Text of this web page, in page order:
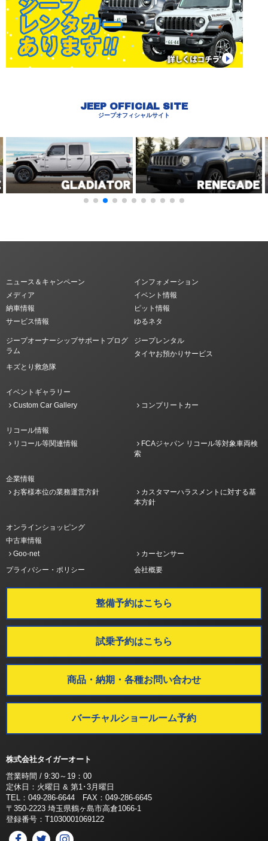
JEEP OFFICIAL SITE
ジープオフィシャルサイト
ニュース＆キャンペーン
インフォメーション
メディア
イベント情報
納車情報
ピット情報
サービス情報
ゆるネタ
ジープオーナーシップサポートプログ
ラム
ジープレンタル
タイヤお預かりサービス
キズとり救急隊
イベントギャラリー
Custom Car Gallery
コンプリートカー
リコール情報
リコール等関連情報
FCAジャパン リコール等対象車両検
索
企業情報
お客様本位の業務運営方針
カスタマーハラスメントに対する基
本方針
オンラインショッピング
中古車情報
Goo-net
カーセンサー
プライバシー・ポリシー
会社概要
整備予約はこちら
試乗予約はこちら
商品・納期・各種お問い合わせ
バーチャルショールーム予約
株式会社タイガーオート
営業時間 / 9:30～19：00
定休日：火曜日 & 第1･3月曜日
TEL：049-286-6644 FAX：049-286-6645
〒350-2223 埼玉県鶴ヶ島市高倉1066-1
登録番号：T1030001069122